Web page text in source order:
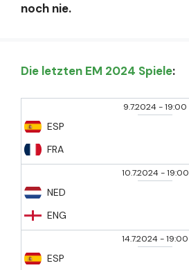
noch nie.
Die letzten EM 2024 Spiele:
9.7.2024-19:00
ESP
FRA
10.7.2024-19:00
NED
ENG
14.7.2024-19:00
ESP